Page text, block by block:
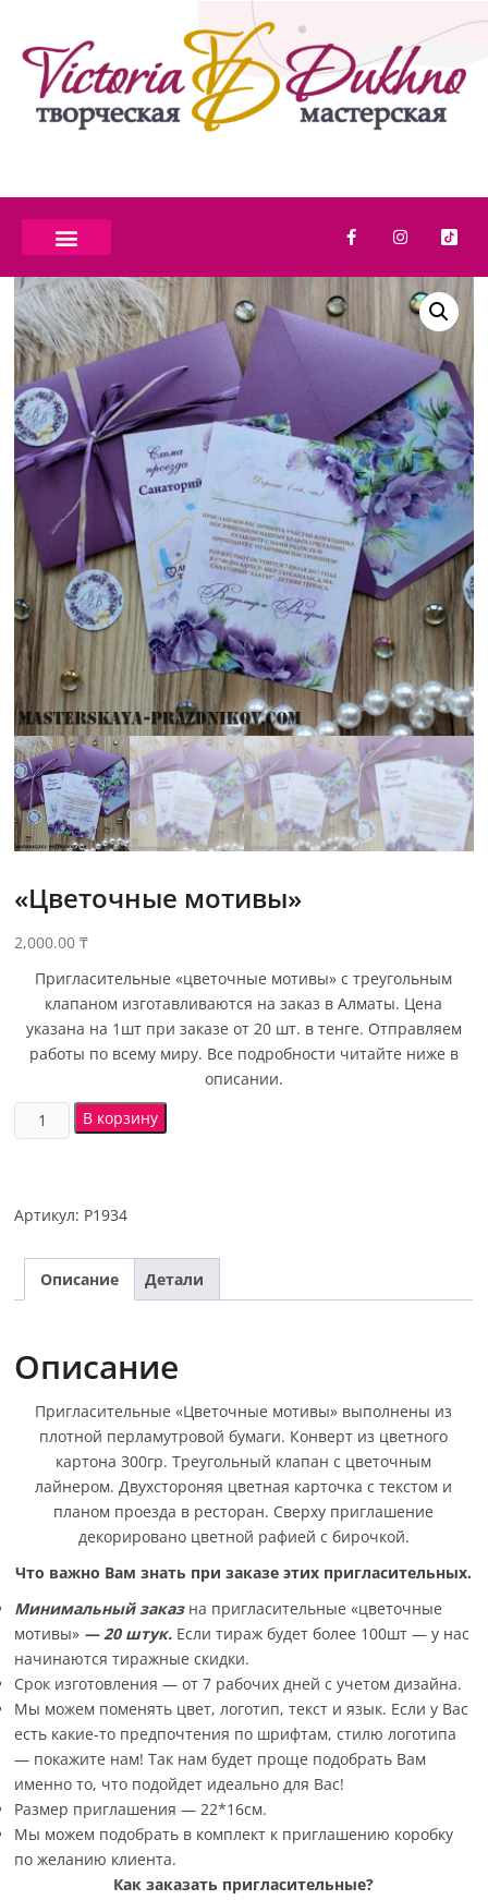
«Цветочные мотивы»
2,000.00₸
Пригласительные «цветочные мотивы» с треугольным
клапаном изготавливаются на заказ в Алматы. Цена
указана на 1шт при заказе от 20 шт. в тенге. Отправляем
работы по всему миру. Все подробности читайте ниже в
описании.
В корзину
Артикул: P1934
Описание Детали
Описание
Пригласительные «Цветочные мотивы» выполнены из
плотной перламутровой бумаги. Конверт из цветного
картона 300гр. Треугольный клапан с цветочным
лайнером. Двухстороняя цветная карточка с текстом и
планом проезда в ресторан. Сверху приглашение
декорировано цветной рафией с бирочкой.
Что важно Вам знать при заказе этих пригласительных.
Минимальный заказ на пригласительные«цветочные
мотивы» — 20 штук. Если тираж будет более 100шт — у нас
начинаются тиражные скидки.
Срок изготовления — от 7 рабочих дней с учетом дизайна.
Мы можем поменять цвет, логотип, текст и язык. Если у Вас
есть какие-то предпочтения по шрифтам, стилю логотипа
— покажите нам! Так нам будет проще подобрать Вам
именно то, что подойдет идеально для Вас!
Размер приглашения — 22*16см.
Мы можем подобрать в комплект к приглашению коробку
по желанию клиента.
Как заказать пригласительные?